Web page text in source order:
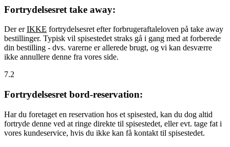
Fortrydelsesret take away:
Der erIKKE fortrydelsesret efter forbrugeraftaleloven på take away
bestillinger. Typisk vil spisestedet straks gå i gang med at forberede
din bestilling - dvs. varerne er allerede brugt, og vi kan desværre
ikke annullere denne fra vores side.
7.2
Fortrydelsesret bord-reservation:
Har du foretaget en reservation hos et spisested, kan du dog altid
fortryde denne ved at ringe direkte til spisestedet, eller evt. tage fat i
vores kundeservice, hvis du ikke kan få kontakt til spisestedet.